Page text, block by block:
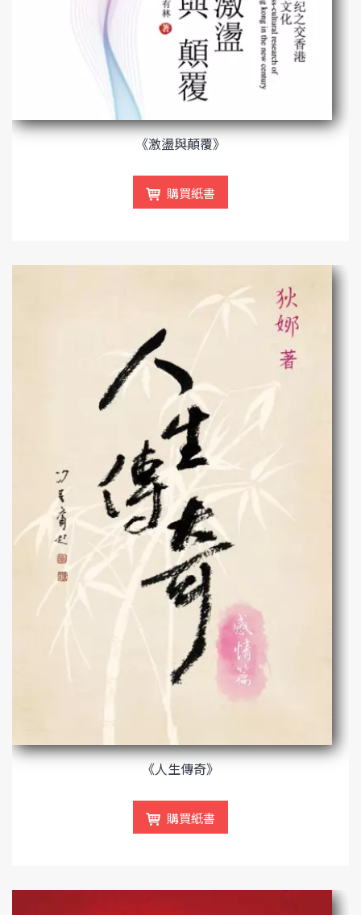
《激盪與顛覆》
購買紙書
《人生傳奇》
購買紙書